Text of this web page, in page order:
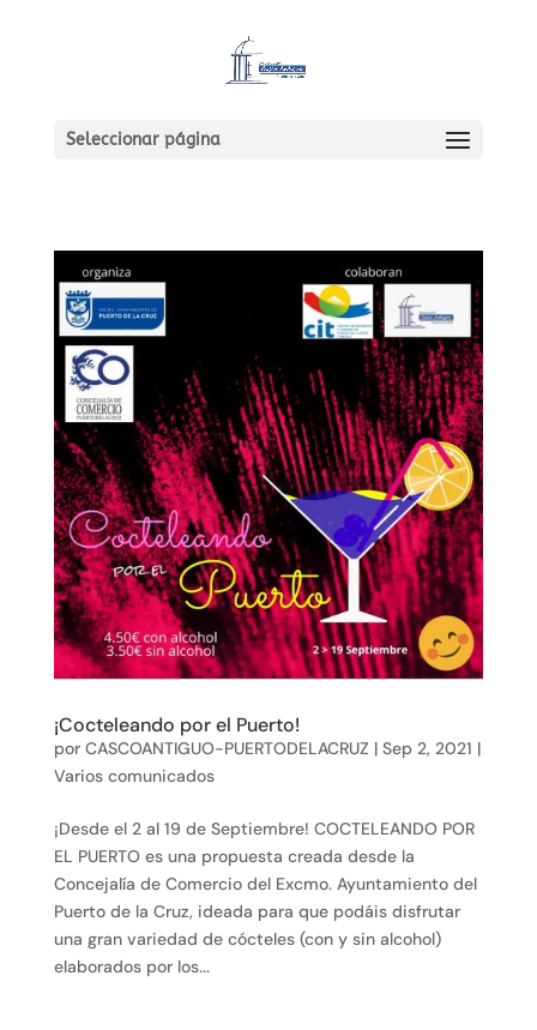
Seleccionar página
¡Cocteleando por el Puerto!
por CASCOANTIGUO-PUERTODELACRUZ | Sep 2, 2021 |
Varios comunicados
¡Desde el 2 al 19 de Septiembre! COCTELEANDO POR
EL PUERTO es una propuesta creada desde la
Concejalía de Comercio del Excmo. Ayuntamiento del
Puerto de la Cruz, ideada para que podáis disfrutar
una gran variedad de cócteles (con y sin alcohol)
elaborados por los...